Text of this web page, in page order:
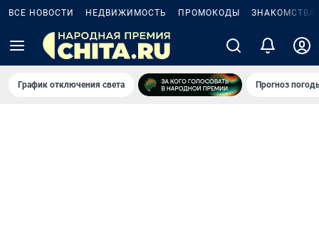
ВСЕ НОВОСТИ НЕДВИЖИМОСТЬ ПРОМОКОДЫ ЗНАКОМСТВА
График отключения света Прогноз